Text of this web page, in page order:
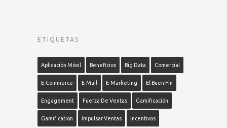
ETIQUETAS
Aplicación Móvil Beneficios Big Data Comercial
E-Commerce E-Mail E-Marketing El Buen Fin
Engagement Fuerza De Ventas Gamificación
Gamification Impulsar Ventas Incentivos